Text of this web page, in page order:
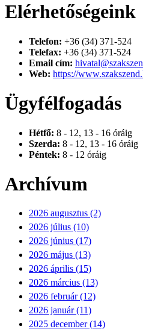
Elérhetőségeink
Telefon: +36 (34) 371-524
Telefax: +36 (34) 371-524
Email cím:
Web: https://
Ügyfélfogadás
Hétfő: 8 - 12, 13 - 16 óráig
Szerda: 8 - 12, 13 - 16 óráig
Péntek: 8 - 12 óráig
Archívum
2026 augusztus (2)
2026 július (10)
2026 június (17)
2026 május (13)
2026 április (15)
2026 március (13)
2026 február (12)
2026 január (11)
2025 december (14)